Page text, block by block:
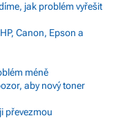
jak problém vyřešit
Canon, Epson a
méně
aby nový toner
převezmou